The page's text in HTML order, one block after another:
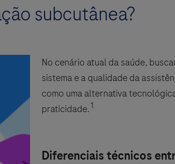
subcutânea?
No cenário atual da saúde,
sistema e a qualidade da
como uma alternativa
praticidade.1
Diferenciais técnicos